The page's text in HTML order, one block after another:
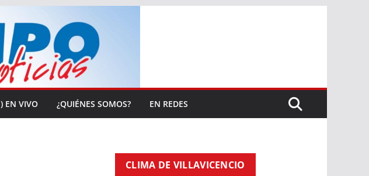
) EN VIVO ¿QUIÉNES SOMOS? EN REDES
CLIMA DE VILLAVICENCIO